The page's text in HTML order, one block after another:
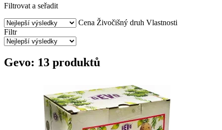
Filtrovat a seřadit
Cena Živočišný druh Vlastnosti
Filtr
Gevo: 13 produktů